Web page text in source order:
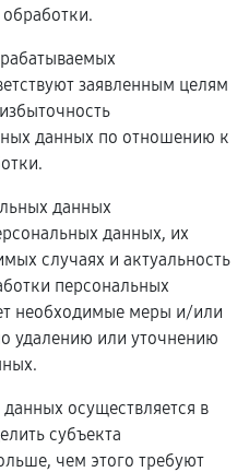
заявленным целям
данных по отношению к
данных
данных, их
случаях и актуальность
персональных
необходимые меры и/или
удалению или уточнению
осуществляется в
субъекта
чем этого требуют